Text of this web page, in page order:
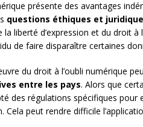
présente des avantages
questions éthiques et
la liberté d’expression et du droit
de faire disparaître certaines
du droit à l’oubli numérique
entre les pays. Alors que
des régulations spécifiques pour
Cela peut rendre difficile